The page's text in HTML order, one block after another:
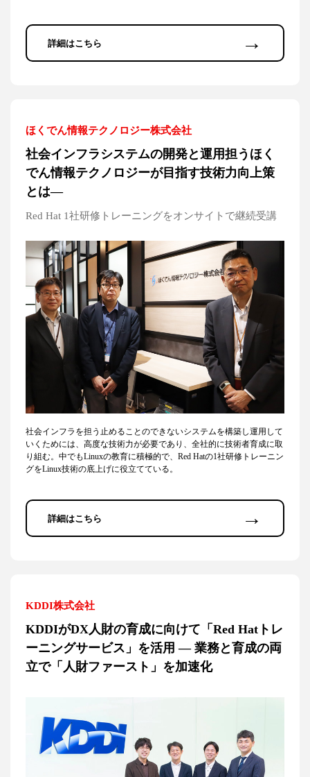
詳細はこちら →
ほくでん情報テクノロジー株式会社
社会インフラシステムの開発と運用担うほく
でん情報テクノロジーが目指す技術力向上策
とは―
Red Hat 1社研修トレーニングをオンサイトで継続受講
社会インフラを担う止めることのできないシステムを構築し運用して
いくためには、高度な技術力が必要であり、全社的に技術者育成に取
り組む。中でもLinuxの教育に積極的で、Red Hatの1社研修トレーニン
グをLinux技術の底上げに役立てている。
詳細はこちら →
KDDI株式会社
KDDIがDX人財の育成に向けて「Red Hatトレ
ーニングサービス」を活用 ― 業務と育成の両
立で「人財ファースト」を加速化